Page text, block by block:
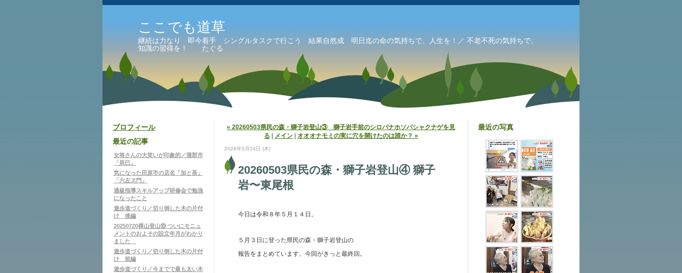
ここでも道草
継続は力なり 即今着手 シングルタスクで行こう 結果自然成 明日迄の命の気持ちで、人生を！／ 不老不死の気持ちで、
知識の習得を！ たぐる
プロフィール
最近の記事
女将さんの大笑いが印象的／蒲郡市
「辰巳」
気になった田原市の店名「加と茶」
「六左ヱ門」
通級指導スキルアップ研修会で勉強
になったこと
遊歩道づくり／切り倒した木の片付
け 後編
20250720裸山登山⑩ ついにモニュ
メントのおよその設立年月がわかり
ました
遊歩道づくり／切り倒した木の片付
け 前編
遊歩道づくり／今までで最も太い木
« 20260503県民の森・獅子岩登山③ 獅子岩手前のシロバナホソバシャクナゲを見
る
メイン オオオナモミの実に穴を開けたのは誰か？ »
2026年5月14日 (木)
20260503県民の森・獅子岩登山④ 獅子
岩〜東尾根
今日は令和８年５月１４日。
５月３日に登った県民の森・獅子岩登山の
報告をまとめています。今回がきっと最終回。
最近の写真